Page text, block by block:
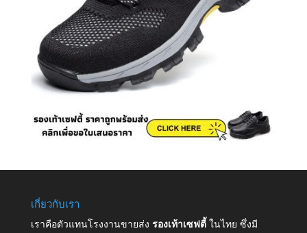
เกี่ยวกับเรา
เราคือตัวแทนโรงงานขายส่ง รองเท้าเซฟตี้ ในไทย ซึ่งมี